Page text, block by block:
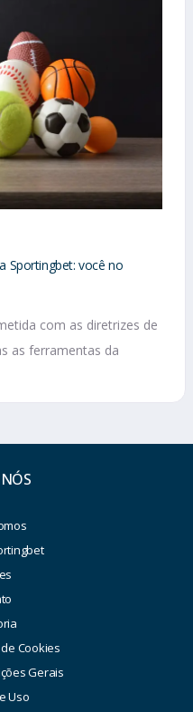
Sportingbet: você no
com as diretrizes de
as ferramentas da
Cookies
Gerais
Uso